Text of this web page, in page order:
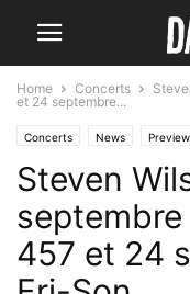
Home Concerts
et 24 septembre...
Concerts News
Steven
septembre
457 et 24